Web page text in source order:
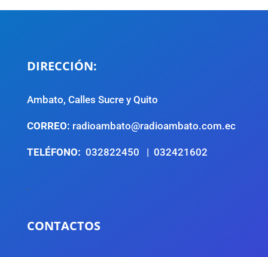
DIRECCIÓN:
Ambato, Calles Sucre y Quito
CORREO: radioambato@radioambato.com.ec
TELÉFONO: 032822450 | 032421602
.
CONTACTOS